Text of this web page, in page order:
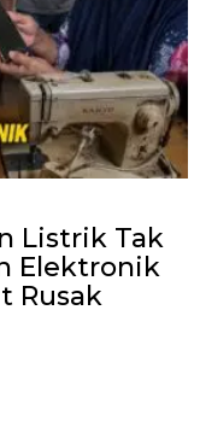
Listrik Tak
Elektronik
Rusak